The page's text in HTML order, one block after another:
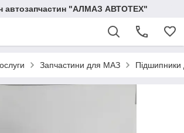
автозапчастин "АЛМАЗ АВТОТЕХ"
Запчастини для МАЗ